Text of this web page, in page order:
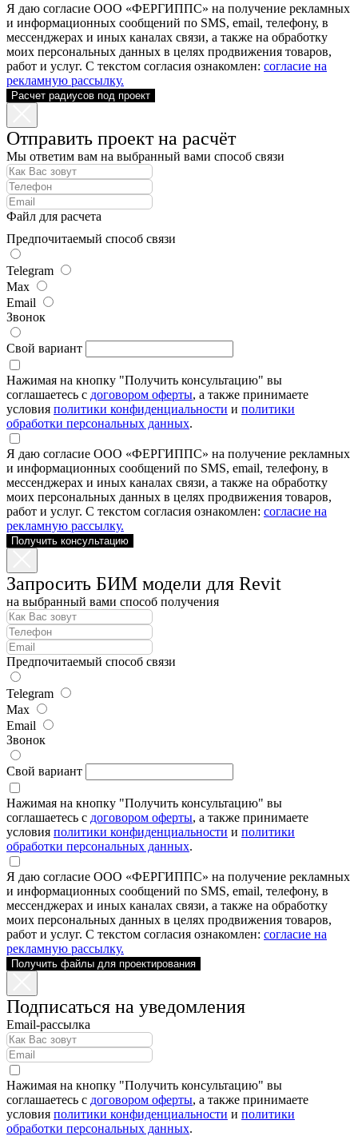
Я даю согласие ООО «ФЕРГИППС» на получение рекламных
и информационных сообщений по SMS, email, телефону, в
мессенджерах и иных каналах связи, а также на обработку
моих персональных данных в целях продвижения товаров,
работ и услуг. С текстом согласия ознакомлен: согласие на
рекламную рассылку.
Расчет радиусов под проект
Отправить проект на расчёт
Мы ответим вам на выбранный вами способ связи
Файл для расчета
Предпочитаемый способ связи
Telegram
Max
Email
Звонок
Свой вариант
Нажимая на кнопку "Получить консультацию" вы
соглашаетесь с договором оферты, а также принимаете
условия политики конфиденциальности и политики
обработки персональных данных.
Я даю согласие ООО «ФЕРГИППС» на получение рекламных
и информационных сообщений по SMS, email, телефону, в
мессенджерах и иных каналах связи, а также на обработку
моих персональных данных в целях продвижения товаров,
работ и услуг. С текстом согласия ознакомлен: согласие на
рекламную рассылку.
Получить консультацию
Запросить БИМ модели для Revit
на выбранный вами способ получения
Предпочитаемый способ связи
Telegram
Max
Email
Звонок
Свой вариант
Нажимая на кнопку "Получить консультацию" вы
соглашаетесь с договором оферты, а также принимаете
условия политики конфиденциальности и политики
обработки персональных данных.
Я даю согласие ООО «ФЕРГИППС» на получение рекламных
и информационных сообщений по SMS, email, телефону, в
мессенджерах и иных каналах связи, а также на обработку
моих персональных данных в целях продвижения товаров,
работ и услуг. С текстом согласия ознакомлен: согласие на
рекламную рассылку.
Получить файлы для проектирования
Подписаться на уведомления
Email-рассылка
Нажимая на кнопку "Получить консультацию" вы
соглашаетесь с договором оферты, а также принимаете
условия политики конфиденциальности и политики
обработки персональных данных.